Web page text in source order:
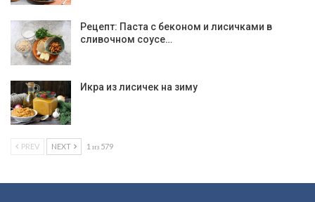
Рецепт: Паста с беконом и лисичками в
сливочном соусе…
Икра из лисичек на зиму
PREV NEXT 1 из 579